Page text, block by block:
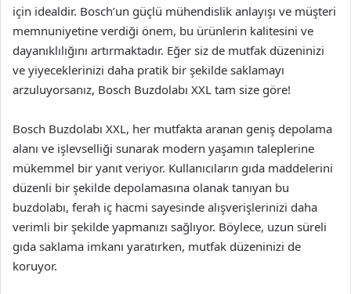
için idealdir. Bosch’un güçlü mühendislik anlayışı ve müşteri
memnuniyetine verdiği önem, bu ürünlerin kalitesini ve
dayanıklılığını artırmaktadır. Eğer siz de mutfak düzeninizi
ve yiyeceklerinizi daha pratik bir şekilde saklamayı
arzuluyorsanız, Bosch Buzdolabı XXL tam size göre!
Bosch Buzdolabı XXL, her mutfakta aranan geniş depolama
alanı ve işlevselliği sunarak modern yaşamın taleplerine
mükemmel bir yanıt veriyor. Kullanıcıların gıda maddelerini
düzenli bir şekilde depolamasına olanak tanıyan bu
buzdolabı, ferah iç hacmi sayesinde alışverişlerinizi daha
verimli bir şekilde yapmanızı sağlıyor. Böylece, uzun süreli
gıda saklama imkanı yaratırken, mutfak düzeninizi de
koruyor.